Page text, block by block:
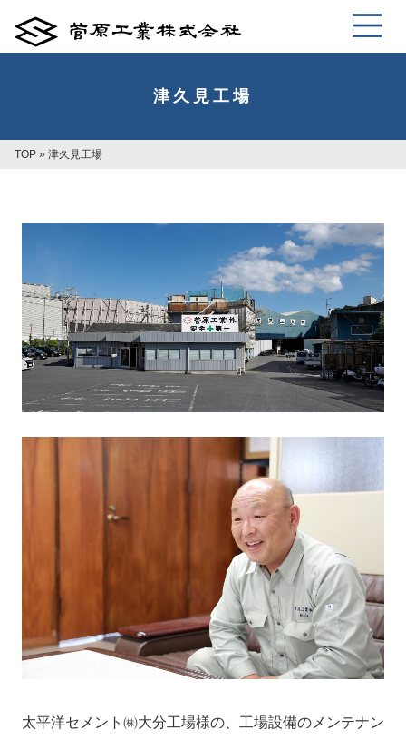
津久見工場
TOP » 津久見工場
太平洋セメント㈱大分工場様の、工場設備のメンテナン